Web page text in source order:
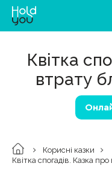
Квітка
втрату
Корисні казки
Квітка спогадів. Казка